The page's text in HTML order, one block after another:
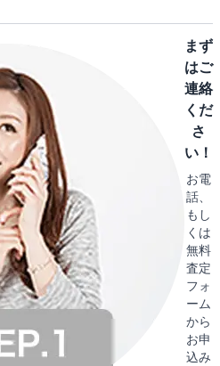
まず
はご
連絡
くだ
さ
い！
お電
話、
もし
くは
無料
査定
フォ
ーム
から
お申
込み